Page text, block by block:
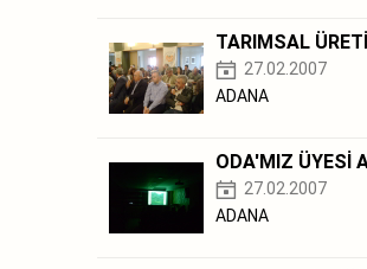
TARIMSAL
27.02.2007
ADANA
ODA'MIZ ÜYESİ
27.02.2007
ADANA